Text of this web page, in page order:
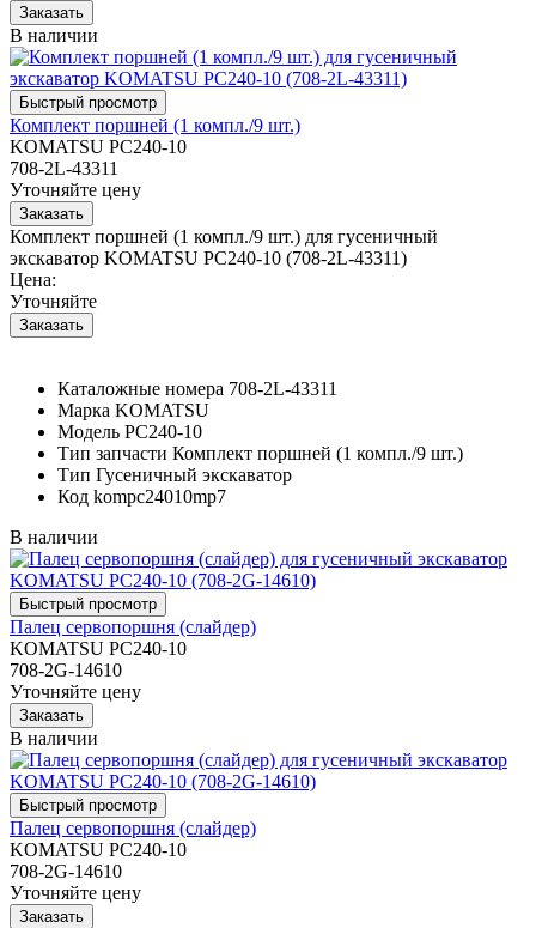
В наличии
Комплект поршней (1 компл./9 шт.)
KOMATSU PC240-10
708-2L-43311
Уточняйте цену
Комплект поршней (1 компл./9 шт.) для гусеничный
экскаватор KOMATSU PC240-10 (708-2L-43311)
Цена:
Уточняйте
Каталожные номера 708-2L-43311
Марка KOMATSU
Модель PC240-10
Тип запчасти Комплект поршней (1 компл./9 шт.)
Тип Гусеничный экскаватор
Код kompc24010mp7
В наличии
Палец сервопоршня (слайдер)
KOMATSU PC240-10
708-2G-14610
Уточняйте цену
В наличии
Палец сервопоршня (слайдер)
KOMATSU PC240-10
708-2G-14610
Уточняйте цену